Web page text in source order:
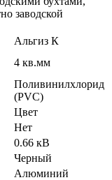
заводской
Альгиз К
4 кв.мм
Поливинилхлорид
(PVC)
Цвет
Нет
0.66 кВ
Черный
Алюминий